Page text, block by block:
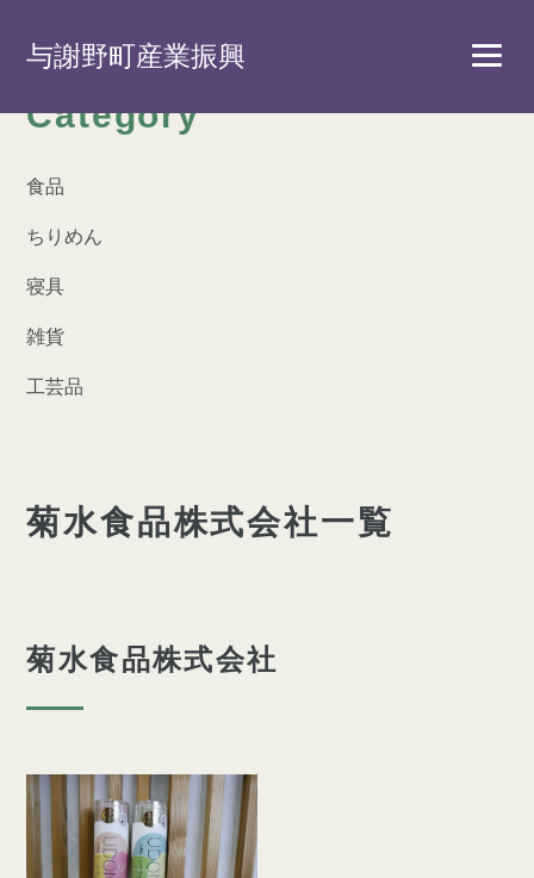
与謝野町産業振興
Category
食品
ちりめん
寝具
雑貨
工芸品
菊水食品株式会社一覧
菊水食品株式会社